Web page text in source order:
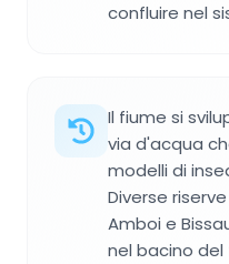
confluire nel
Il fiume si
via d'acqua
modelli di
Diverse
Amboi e
nel bacino del